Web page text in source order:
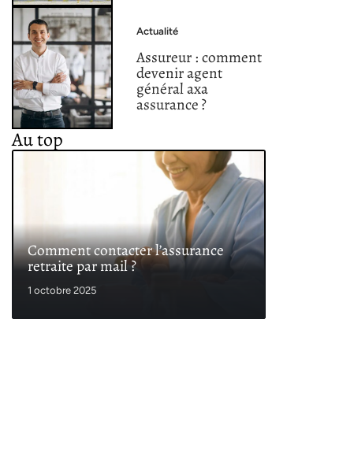
Actualité
Assureur : comment
devenir agent
général axa
assurance ?
Au top
Comment contacter l’assurance
retraite par mail ?
1 octobre 2025